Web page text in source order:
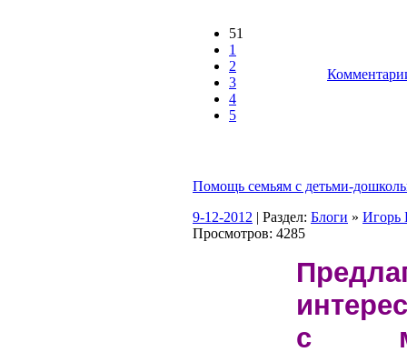
51
1
2
3
4
5
Помощь семьям с детьми-
9-12-2012 | Раздел: Блоги »
Просмотров: 4285
с